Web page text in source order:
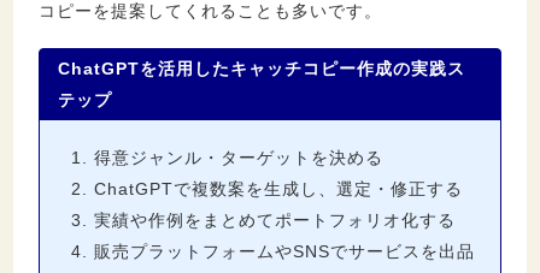
コピーを提案してくれることも多いです。
ChatGPTを活用したキャッチコピー作成の実践ス
テップ
得意ジャンル・ターゲットを決める
ChatGPTで複数案を生成し、選定・修正する
実績や作例をまとめてポートフォリオ化する
販売プラットフォームやSNSでサービスを出品